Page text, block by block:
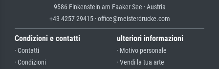
9586 Finkenstein am Faaker See · Austria
+43 4257 29415 · office@meisterdrucke.com
Condizioni e contatti
· Contatti
· Condizioni
ulteriori informazioni
· Motivo personale
· Vendi la tua arte